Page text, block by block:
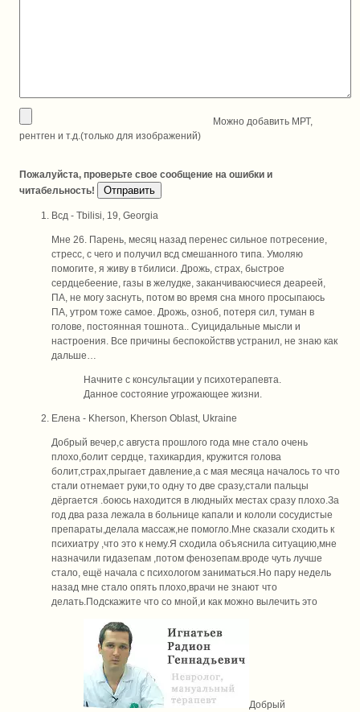
Можно добавить МРТ,
рентген и т.д.(только для изображений)
Пожалуйста, проверьте свое сообщение на ошибки и
читабельность!
Всд - Tbilisi, 19, Georgia
Мне 26. Парень, месяц назад перенес сильное потресение,
стресс, с чего и получил всд смешанного типа. Умоляю
помогите, я живу в тбилиси. Дрожь, страх, быстрое
сердцебеение, газы в желудке, заканчиваюсчиеся деареей,
ПА, не могу заснуть, потом во время сна много просыпаюсь
ПА, утром тоже самое. Дрожь, озноб, потеря сил, туман в
голове, постоянная тошнота.. Суицидальные мысли и
настроения. Все причины беспокойствв устранил, не знаю как
дальше…
Начните с консультации у психотерапевта.
Данное состояние угрожающее жизни.
Елена - Kherson, Kherson Oblast, Ukraine
Добрый вечер,с августа прошлого года мне стало очень
плохо,болит сердце, тахикардия, кружится голова
болит,страх,прыгает давление,а с мая месяца началось то что
стали отнемает руки,то одну то две сразу,стали пальцы
дёргается .боюсь находится в людныйх местах сразу плохо.За
год два раза лежала в больнице капали и кололи сосудистые
препараты,делала массаж,не помогло.Мне сказали сходить к
психиатру ,что это к нему.Я сходила объяснила ситуацию,мне
назначили гидазепам ,потом фенозепам.вроде чуть лучше
стало, ещё начала с психологом заниматься.Но пару недель
назад мне стало опять плохо,врачи не знают что
делать.Подскажите что со мной,и как можно вылечить это
Добрый